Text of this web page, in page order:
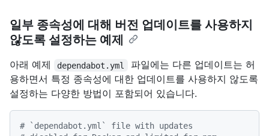
일부 종속성에 대해 버전 업데이트를 사용하지
않도록 설정하는 예제
아래 예제 dependabot.yml
파일에는 다른 업데이트는 허
용하면서 특정 종속성에 대한 업데이트를 사용하지 않도록
설정하는 다양한 방법이 포함되어 있습니다.
# `dependabot.yml` file with updates